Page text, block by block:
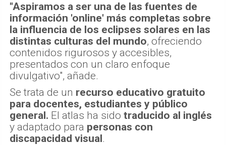
"Aspiramos a ser una de las fuentes de
información 'online' más completas sobre
la influencia de los eclipses solares en las
distintas culturas del mundo, ofreciendo
contenidos rigurosos y accesibles,
presentados con un claro enfoque
divulgativo", añade.
Se trata de un recurso educativo gratuito
para docentes, estudiantes y público
general. El atlas ha sido traducido al inglés
y adaptado para personas con
discapacidad visual.